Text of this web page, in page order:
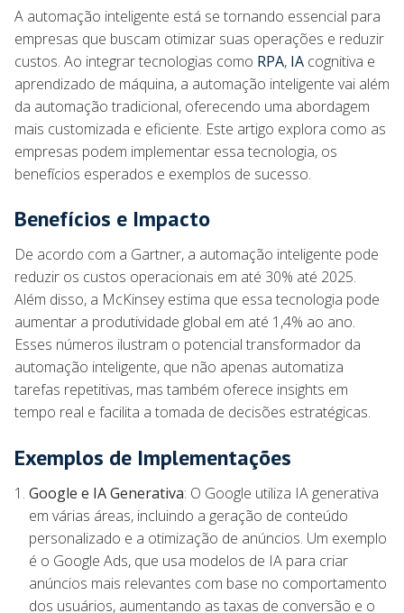
A automação inteligente está se tornando essencial para
empresas que buscam otimizar suas operações e reduzir
custos. Ao integrar tecnologias como RPA, IA cognitiva e
aprendizado de máquina, a automação inteligente vai além
da automação tradicional, oferecendo uma abordagem
mais customizada e eficiente. Este artigo explora como as
empresas podem implementar essa tecnologia, os
benefícios esperados e exemplos de sucesso.
Benefícios e Impacto
De acordo com a Gartner, a automação inteligente pode
reduzir os custos operacionais em até 30% até 2025.
Além disso, a McKinsey estima que essa tecnologia pode
aumentar a produtividade global em até 1,4% ao ano.
Esses números ilustram o potencial transformador da
automação inteligente, que não apenas automatiza
tarefas repetitivas, mas também oferece insights em
tempo real e facilita a tomada de decisões estratégicas.
Exemplos de Implementações
Google e IA Generativa: O Google utiliza IA generativa
em várias áreas, incluindo a geração de conteúdo
personalizado e a otimização de anúncios. Um exemplo
é o Google Ads, que usa modelos de IA para criar
anúncios mais relevantes com base no comportamento
dos usuários, aumentando as taxas de conversão e o